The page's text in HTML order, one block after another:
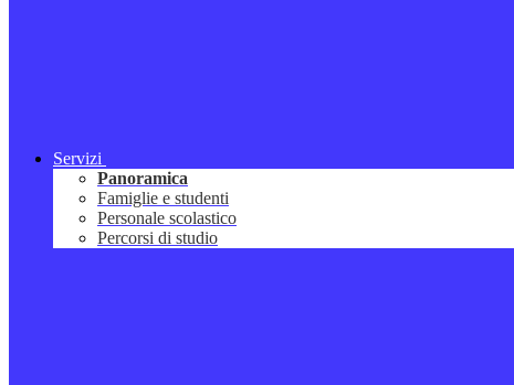
Servizi
Panoramica
Famiglie e studenti
Personale scolastico
Percorsi di studio